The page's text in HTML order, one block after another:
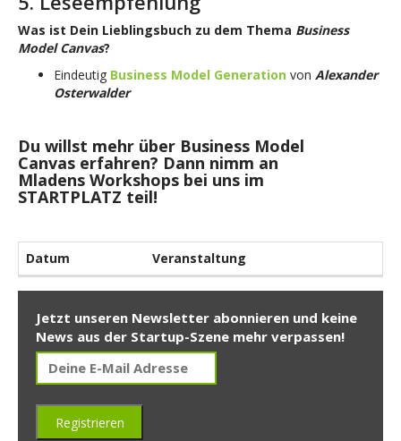
Was ist Dein Lieblingsbuch zu dem Thema Business
Model Canvas?
Eindeutig Business Model Generation von Alexander
Osterwalder
Du willst mehr über Business Model
Canvas erfahren? Dann nimm an
Mladens Workshops bei uns im
STARTPLATZ teil!
Datum Veranstaltung
Jetzt unseren Newsletter abonnieren und keine
News aus der Startup-Szene mehr verpassen!